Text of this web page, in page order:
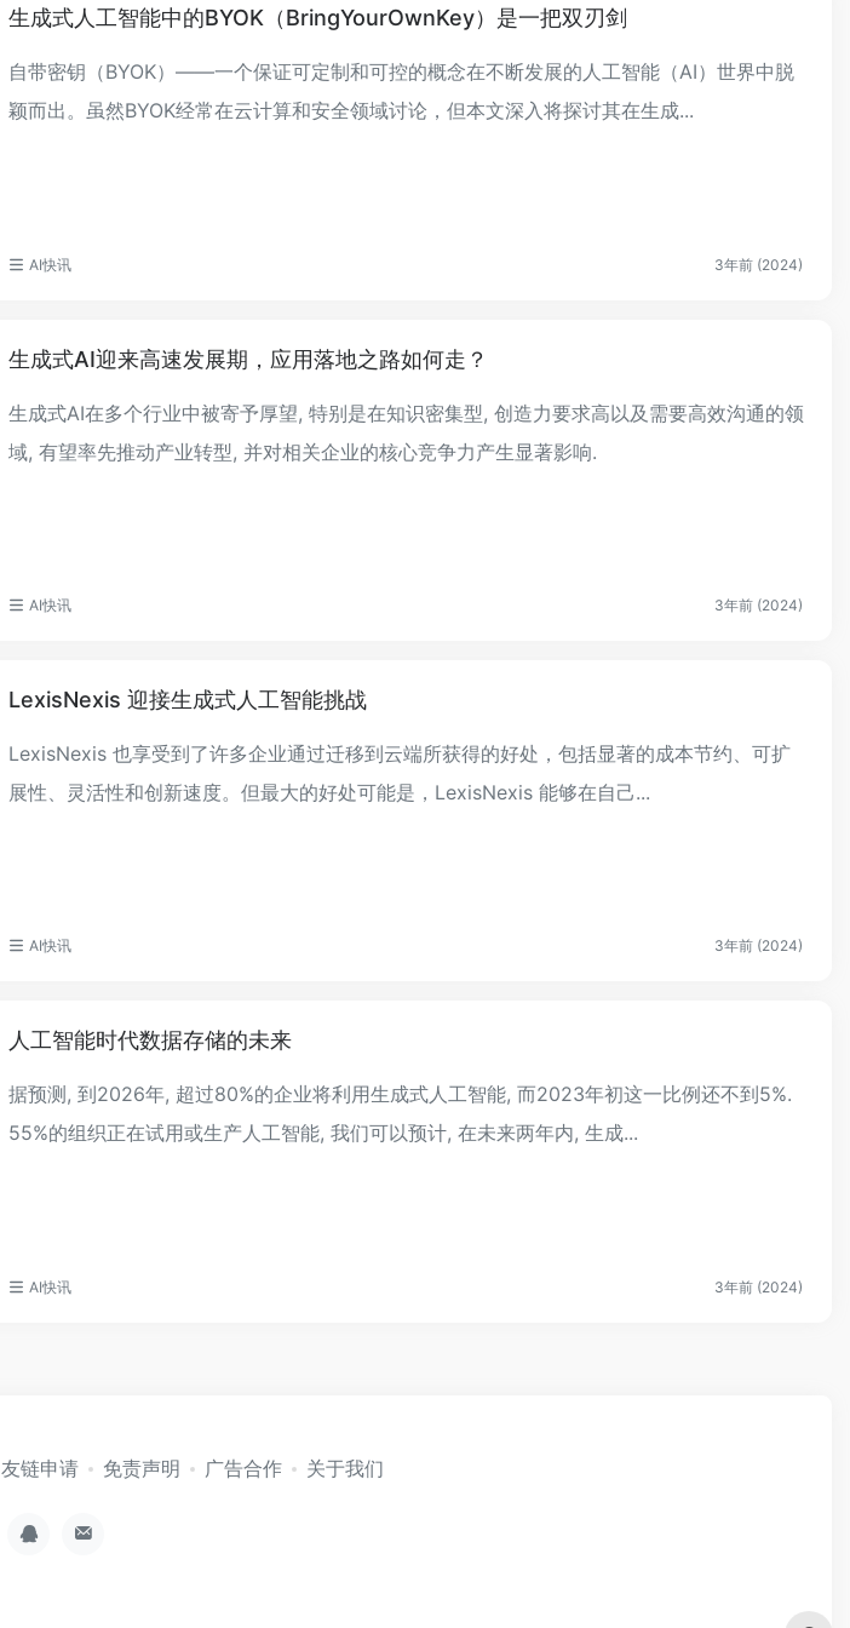
生成式人工智能中的BYOK（BringYourOwnKey）是一把双刃剑
自带密钥（BYOK）——一个保证可定制和可控的概念在不断发展的人工智能（AI）世界中脱
颖而出。​虽然BYOK经常在云计算和安全领域讨论，但本文深入将探讨其在生成...
AI快讯 3年前 (2024)
生成式AI迎来高速发展期，应用落地之路如何走？
生成式AI在多个行业中被寄予厚望, 特别是在知识密集型, 创造力要求高以及需要高效沟通的领
域, 有望率先推动产业转型, 并对相关企业的核心竞争力产生显著影响.
AI快讯 3年前 (2024)
LexisNexis 迎接生成式人工智能挑战
LexisNexis 也享受到了许多企业通过迁移到云端所获得的好处，包括显著的成本节约、可扩
展性、灵活性和创新速度。但最大的好处可能是，LexisNexis 能够在自己...
AI快讯 3年前 (2024)
人工智能时代数据存储的未来
据预测, 到2026年, 超过80%的企业将利用生成式人工智能, 而2023年初这一比例还不到5%.
55%的组织正在试用或生产人工智能, 我们可以预计, 在未来两年内, 生成...
AI快讯 3年前 (2024)
友链申请 免责声明 广告合作 关于我们